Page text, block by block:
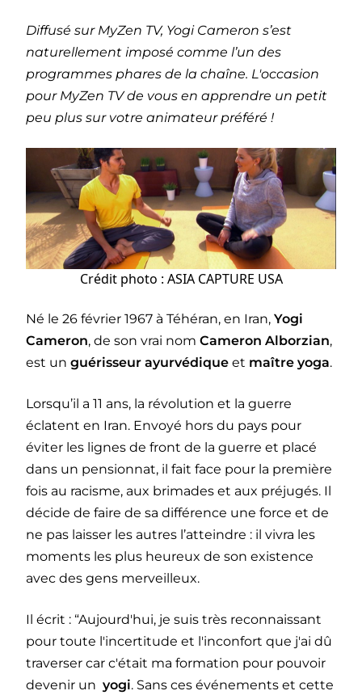
Diffusé sur MyZen TV, Yogi Cameron s’est
naturellement imposé comme l’un des
programmes phares de la chaîne. L'occasion
pour MyZen TV de vous en apprendre un petit
peu plus sur votre animateur préféré !
Crédit photo : ASIA CAPTURE USA
Né le 26 février 1967 à Téhéran, en Iran, Yogi
Cameron, de son vrai nom Cameron Alborzian,
est un guérisseur ayurvédique et maître yoga.
Lorsqu’il a 11 ans, la révolution et la guerre
éclatent en Iran. Envoyé hors du pays pour
éviter les lignes de front de la guerre et placé
dans un pensionnat, il fait face pour la première
fois au racisme, aux brimades et aux préjugés. Il
décide de faire de sa différence une force et de
ne pas laisser les autres l’atteindre : il vivra les
moments les plus heureux de son existence
avec des gens merveilleux.
Il écrit : “Aujourd'hui, je suis très reconnaissant
pour toute l'incertitude et l'inconfort que j'ai dû
traverser car c'était ma formation pour pouvoir
devenir un yogi. Sans ces événements et cette